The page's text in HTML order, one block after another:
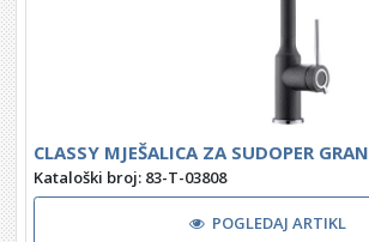
CLASSY MJEŠALICA ZA SUDOPER
Kataloški broj: 83-T-03808
POGLEDAJ ARTIKL